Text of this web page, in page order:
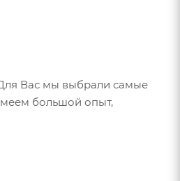
Для Вас мы выбрали самые
большой опыт,